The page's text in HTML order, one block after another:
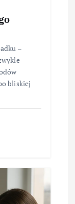
–
bliskiej